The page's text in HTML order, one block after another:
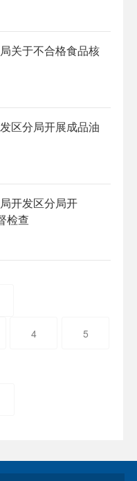
关于不合格食品核
区分局开展成品油
开发区分局开
检查
4 5